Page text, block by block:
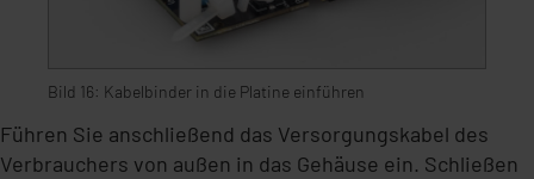
Bild 16: Kabelbinder in die Platine einführen
Führen Sie anschließend das Versorgungskabel des
Verbrauchers von außen in das Gehäuse ein. Schließen